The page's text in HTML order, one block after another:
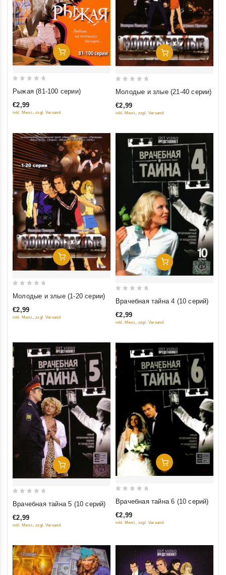
Добавить В Корзину
of
Рыжая (81-100 серии)
€2,99
inkl. Mwst., zzgl. Versand
Добавить В Корзину
of
Молодые и злые (21-40 серии)
€2,99
inkl. Mwst., zzgl. Versand
Добавить В Корзину
of
Молодые и злые (1-20 серии)
€2,99
inkl. Mwst., zzgl. Versand
Добавить В Корзину
out
of
Врачебная тайна 4 (10 серий)
€2,99
inkl. Mwst., zzgl. Versand
Добавить В Корзину
out
of
Врачебная тайна 5 (10 серий)
€2,99
inkl. Mwst., zzgl. Versand
Добавить В Корзину
out
of
Врачебная тайна 6 (10 серий)
€2,99
inkl. Mwst., zzgl. Versand